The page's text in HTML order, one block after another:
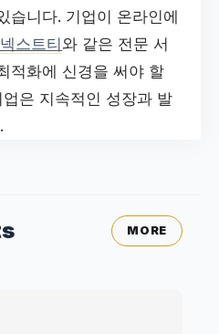
습니다. 기업이 온라인에
넥스트티와 같은 전문 서
적화에 신경을 써야 할
은 지속적인 성장과 발
MORE